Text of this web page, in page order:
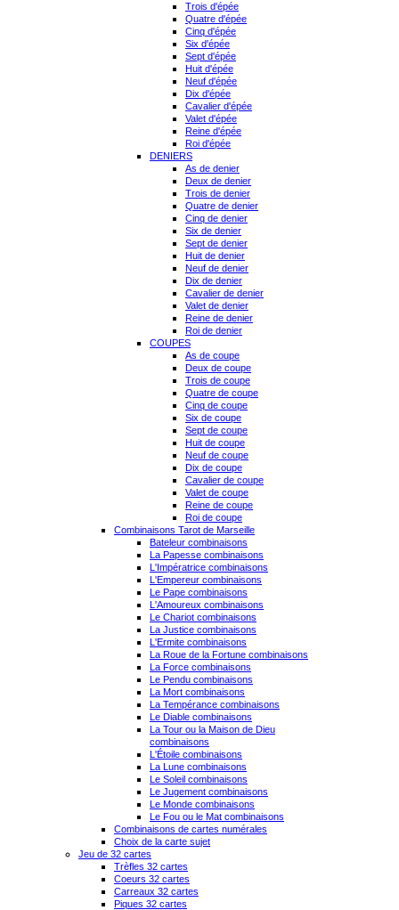
Trois d'épée
Quatre d'épée
Cinq d'épée
Six d'épée
Sept d'épée
Huit d'épée
Neuf d'épée
Dix d'épée
Cavalier d'épée
Valet d'épée
Reine d'épée
Roi d'épée
DENIERS
As de denier
Deux de denier
Trois de denier
Quatre de denier
Cinq de denier
Six de denier
Sept de denier
Huit de denier
Neuf de denier
Dix de denier
Cavalier de denier
Valet de denier
Reine de denier
Roi de denier
COUPES
As de coupe
Deux de coupe
Trois de coupe
Quatre de coupe
Cinq de coupe
Six de coupe
Sept de coupe
Huit de coupe
Neuf de coupe
Dix de coupe
Cavalier de coupe
Valet de coupe
Reine de coupe
Roi de coupe
Combinaisons Tarot de Marseille
Bateleur combinaisons
La Papesse combinaisons
L'Impératrice combinaisons
L'Empereur combinaisons
Le Pape combinaisons
L'Amoureux combinaisons
Le Chariot combinaisons
La Justice combinaisons
L'Ermite combinaisons
La Roue de la Fortune combinaisons
La Force combinaisons
Le Pendu combinaisons
La Mort combinaisons
La Tempérance combinaisons
Le Diable combinaisons
La Tour ou la Maison de Dieu
combinaisons
L'Étoile combinaisons
La Lune combinaisons
Le Soleil combinaisons
Le Jugement combinaisons
Le Monde combinaisons
Le Fou ou le Mat combinaisons
Combinaisons de cartes numérales
Choix de la carte sujet
Jeu de 32 cartes
Trèfles 32 cartes
Coeurs 32 cartes
Carreaux 32 cartes
Piques 32 cartes